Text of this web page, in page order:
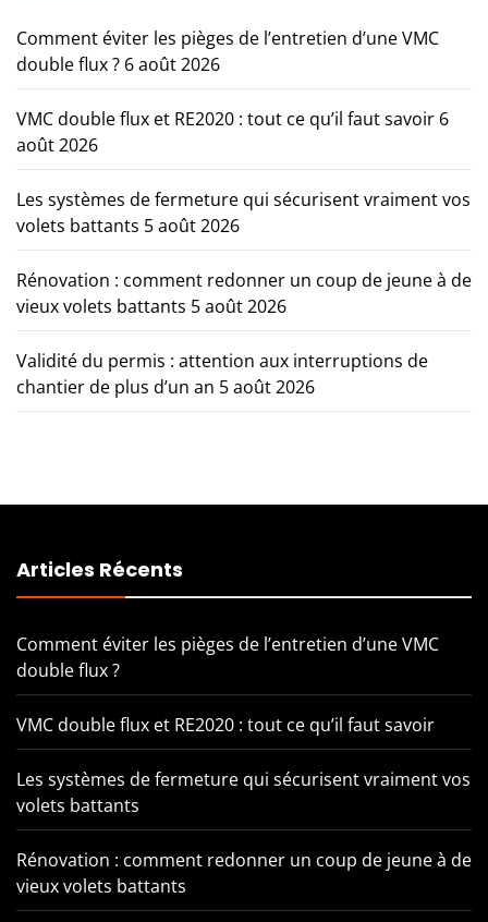
Comment éviter les pièges de l’entretien d’une VMC
double flux ? 6 août 2026
VMC double flux et RE2020 : tout ce qu’il faut savoir 6
août 2026
Les systèmes de fermeture qui sécurisent vraiment vos
volets battants 5 août 2026
Rénovation : comment redonner un coup de jeune à de
vieux volets battants 5 août 2026
Validité du permis : attention aux interruptions de
chantier de plus d’un an 5 août 2026
Articles Récents
Comment éviter les pièges de l’entretien d’une VMC
double flux ?
VMC double flux et RE2020 : tout ce qu’il faut savoir
Les systèmes de fermeture qui sécurisent vraiment vos
volets battants
Rénovation : comment redonner un coup de jeune à de
vieux volets battants